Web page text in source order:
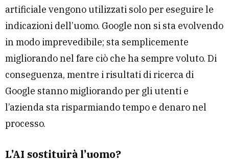
artificiale vengono utilizzati solo per eseguire le
indicazioni dell’uomo. Google non si sta evolvendo
in modo imprevedibile; sta semplicemente
migliorando nel fare ciò che ha sempre voluto. Di
conseguenza, mentre i risultati di ricerca di
Google stanno migliorando per gli utenti e
l’azienda sta risparmiando tempo e denaro nel
processo.
L’AI sostituirà l’uomo?